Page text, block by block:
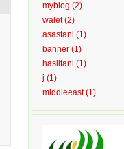
myblog (2)
walet(2)
asastani (1)
banner (1)
hasiltani (1)
j (1)
middleeast(1)